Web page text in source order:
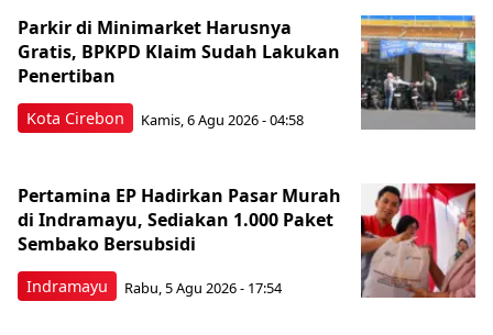
Kota Cirebon
Parkir di Minimarket Harusnya
Gratis, BPKPD Klaim Sudah Lakukan
Penertiban
Kamis, 6 Agu 2026 - 04:58
Indramayu
Pertamina EP Hadirkan Pasar Murah
di Indramayu, Sediakan 1.000 Paket
Sembako Bersubsidi
Rabu, 5 Agu 2026 - 17:54